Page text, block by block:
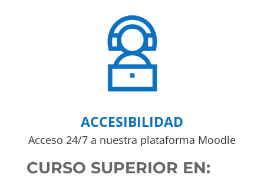
ACCESIBILIDAD
Acceso 24/7 a nuestra plataforma Moodle
CURSO SUPERIOR EN: